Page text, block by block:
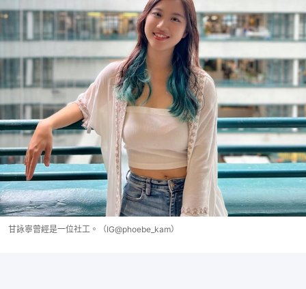
甘詠寧曾經是一位社工。（IG@phoebe_kam）